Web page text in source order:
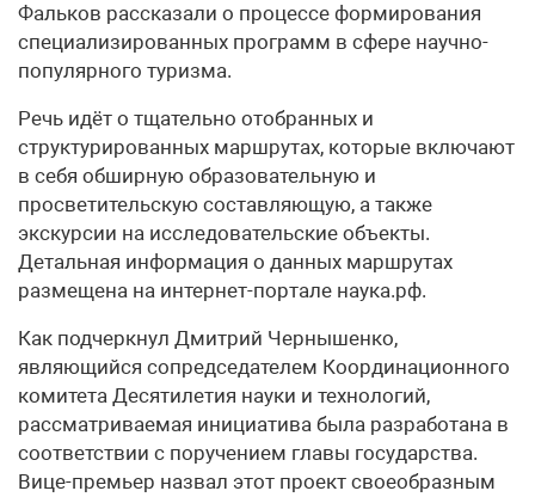
Фальков рассказали о процессе формирования
специализированных программ в сфере научно-
популярного туризма.
Речь идёт о тщательно отобранных и
структурированных маршрутах, которые включают
в себя обширную образовательную и
просветительскую составляющую, а также
экскурсии на исследовательские объекты.
Детальная информация о данных маршрутах
размещена на интернет-портале наука.рф.
Как подчеркнул Дмитрий Чернышенко,
являющийся сопредседателем Координационного
комитета Десятилетия науки и технологий,
рассматриваемая инициатива была разработана в
соответствии с поручением главы государства.
Вице-премьер назвал этот проект своеобразным